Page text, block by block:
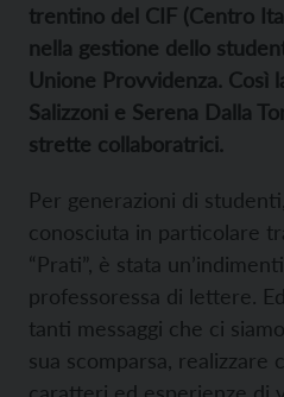
trentino del CIF (Centro
nella gestione dello
Unione Provvidenza. Così
Salizzoni e Serena Dalla
strette collaboratrici.
Per generazioni di
conosciuta in particolare
“Prati”, è stata
professoressa di lettere.
tanti messaggi che ci
sua scomparsa, realizzare
caratteri ed esperienze di